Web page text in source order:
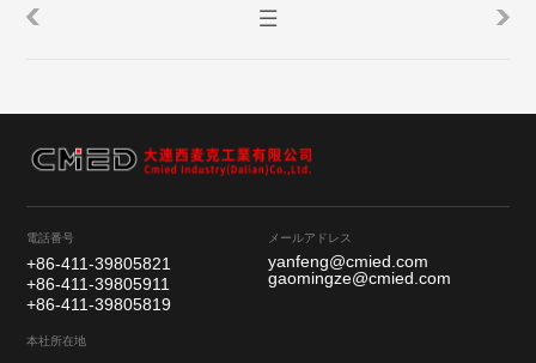
電話番号
+86-411-39805821
+86-411-39805911
+86-411-39805819
メールアドレス
yanfeng@cmied.com
gaomingze@cmied.com
本社所在地